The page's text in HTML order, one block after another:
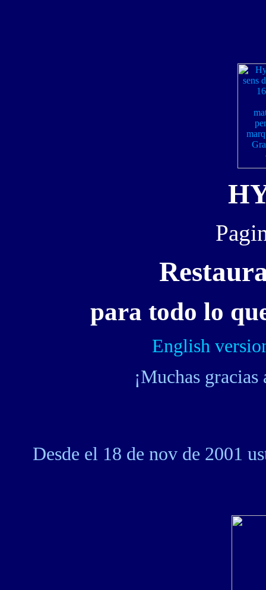
para todo lo
English
¡Muchas
Desde el 18 de nov de 2001